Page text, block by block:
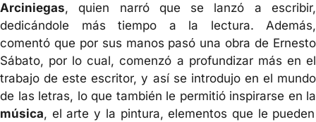
Arciniegas, quien narró que se lanzó a escribir,
dedicándole más tiempo a la lectura. Además,
comentó que por sus manos pasó una obra de Ernesto
Sábato, por lo cual, comenzó a profundizar más en el
trabajo de este escritor, y así se introdujo en el mundo
de las letras, lo que también le permitió inspirarse en la
música, el arte y la pintura, elementos que le pueden